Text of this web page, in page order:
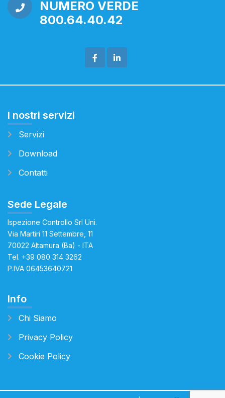
NUMERO VERDE
800.64.40.42
I nostri servizi
Servizi
Download
Contatti
Sede Legale
Ispezione Controllo Srl Uni.
Via Martiri 11 Settembre, 11
70022 Altamura (Ba) - ITA
Tel. +39 080 314 3262
P.IVA 06453640721
Info
Chi Siamo
Privacy Policy
Cookie Policy